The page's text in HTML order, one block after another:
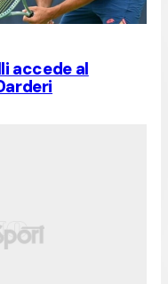
accede al